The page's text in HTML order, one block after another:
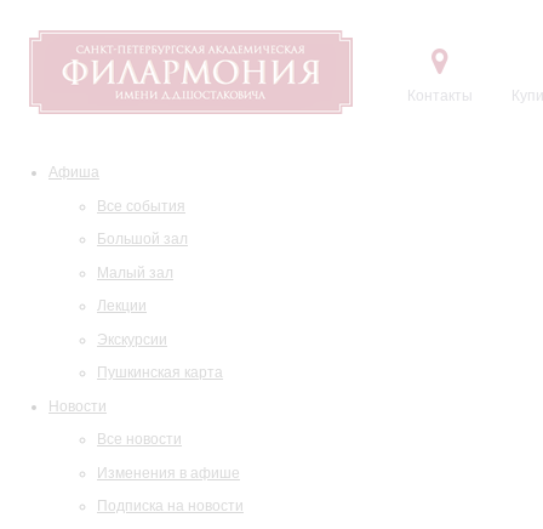
Контакты
Афиша
Все события
Большой зал
Малый зал
Лекции
Экскурсии
Пушкинская карта
Новости
Все новости
Изменения в афише
Подписка на новости